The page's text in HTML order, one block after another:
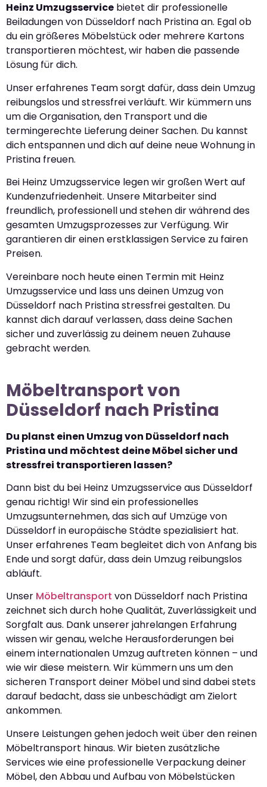
Heinz Umzugsservice bietet dir professionelle
Beiladungen von Düsseldorf nach Pristina an. Egal ob
du ein größeres Möbelstück oder mehrere Kartons
transportieren möchtest, wir haben die passende
Lösung für dich.
Unser erfahrenes Team sorgt dafür, dass dein Umzug
reibungslos und stressfrei verläuft. Wir kümmern uns
um die Organisation, den Transport und die
termingerechte Lieferung deiner Sachen. Du kannst
dich entspannen und dich auf deine neue Wohnung in
Pristina freuen.
Bei Heinz Umzugsservice legen wir großen Wert auf
Kundenzufriedenheit. Unsere Mitarbeiter sind
freundlich, professionell und stehen dir während des
gesamten Umzugsprozesses zur Verfügung. Wir
garantieren dir einen erstklassigen Service zu fairen
Preisen.
Vereinbare noch heute einen Termin mit Heinz
Umzugsservice und lass uns deinen Umzug von
Düsseldorf nach Pristina stressfrei gestalten. Du
kannst dich darauf verlassen, dass deine Sachen
sicher und zuverlässig zu deinem neuen Zuhause
gebracht werden.
Möbeltransport von
Düsseldorf nach Pristina
Du planst einen Umzug von Düsseldorf nach
Pristina und möchtest deine Möbel sicher und
stressfrei transportieren lassen?
Dann bist du bei Heinz Umzugsservice aus Düsseldorf
genau richtig! Wir sind ein professionelles
Umzugsunternehmen, das sich auf Umzüge von
Düsseldorf in europäische Städte spezialisiert hat.
Unser erfahrenes Team begleitet dich von Anfang bis
Ende und sorgt dafür, dass dein Umzug reibungslos
abläuft.
Unser Möbeltransport von Düsseldorf nach Pristina
zeichnet sich durch hohe Qualität, Zuverlässigkeit und
Sorgfalt aus. Dank unserer jahrelangen Erfahrung
wissen wir genau, welche Herausforderungen bei
einem internationalen Umzug auftreten können – und
wie wir diese meistern. Wir kümmern uns um den
sicheren Transport deiner Möbel und sind dabei stets
darauf bedacht, dass sie unbeschädigt am Zielort
ankommen.
Unsere Leistungen gehen jedoch weit über den reinen
Möbeltransport hinaus. Wir bieten zusätzliche
Services wie eine professionelle Verpackung deiner
Möbel, den Abbau und Aufbau von Möbelstücken